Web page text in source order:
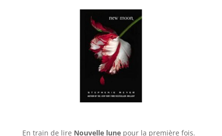
En train de lire Nouvelle lunepour la première fois.